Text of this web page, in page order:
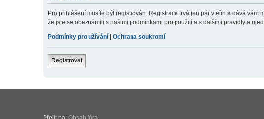
Pro přihlášení musíte být registrován. Registrace trvá jen pár vteřin a dává
že jste se obeznámili s našimi podmínkami pro použití a s dalšími pravidly a
Podmínky pro užívání Ochrana soukromí
Registrovat
Přejít na: Obsah fóra